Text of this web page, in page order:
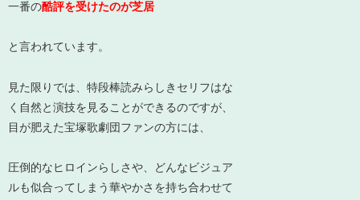
一番の酷評を受けたのが芝居
と言われています。
見た限りでは、特段棒読みらしきセリフはな
く自然と演技を見ることができるのですが、
目が肥えた宝塚歌劇団ファンの方には、
圧倒的なヒロインらしさや、どんなビジュア
ルも似合ってしまう華やかさを持ち合わせて